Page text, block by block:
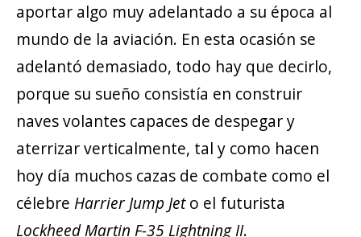
aportar algo muy adelantado a su época al
mundo de la aviación. En esta ocasión se
adelantó demasiado, todo hay que decirlo,
porque su sueño consistía en construir
naves volantes capaces de despegar y
aterrizar verticalmente, tal y como hacen
hoy día muchos cazas de combate como el
célebre Harrier Jump Jeto el futurista
Lockheed Martin F-35 Lightning II.